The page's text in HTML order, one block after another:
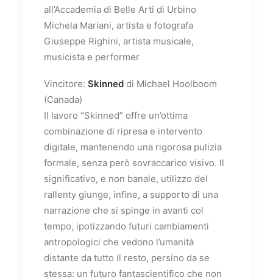
all’Accademia di Belle Arti di Urbino
Michela Mariani, artista e fotografa
Giuseppe Righini, artista musicale,
musicista e performer
Vincitore: Skinned di Michael Hoolboom
(Canada)
Il lavoro “Skinned” offre un’ottima
combinazione di ripresa e intervento
digitale, mantenendo una rigorosa pulizia
formale, senza però sovraccarico visivo. Il
significativo, e non banale, utilizzo del
rallenty giunge, infine, a supporto di una
narrazione che si spinge in avanti col
tempo, ipotizzando futuri cambiamenti
antropologici che vedono l’umanità
distante da tutto il resto, persino da se
stessa: un futuro fantascientifico che non